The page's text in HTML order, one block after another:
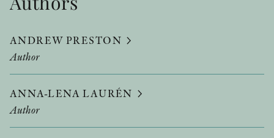
ANDREW PRESTON
Author
ANNA-LENA LAURÉN
Author